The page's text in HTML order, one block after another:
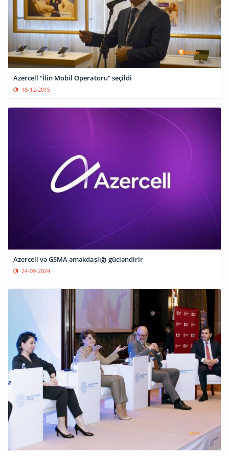
Azercell “İlin Mobil Operatoru” seçildi
18-12-2015
Azercell və GSMA əməkdaşlığı gücləndirir
24-09-2024